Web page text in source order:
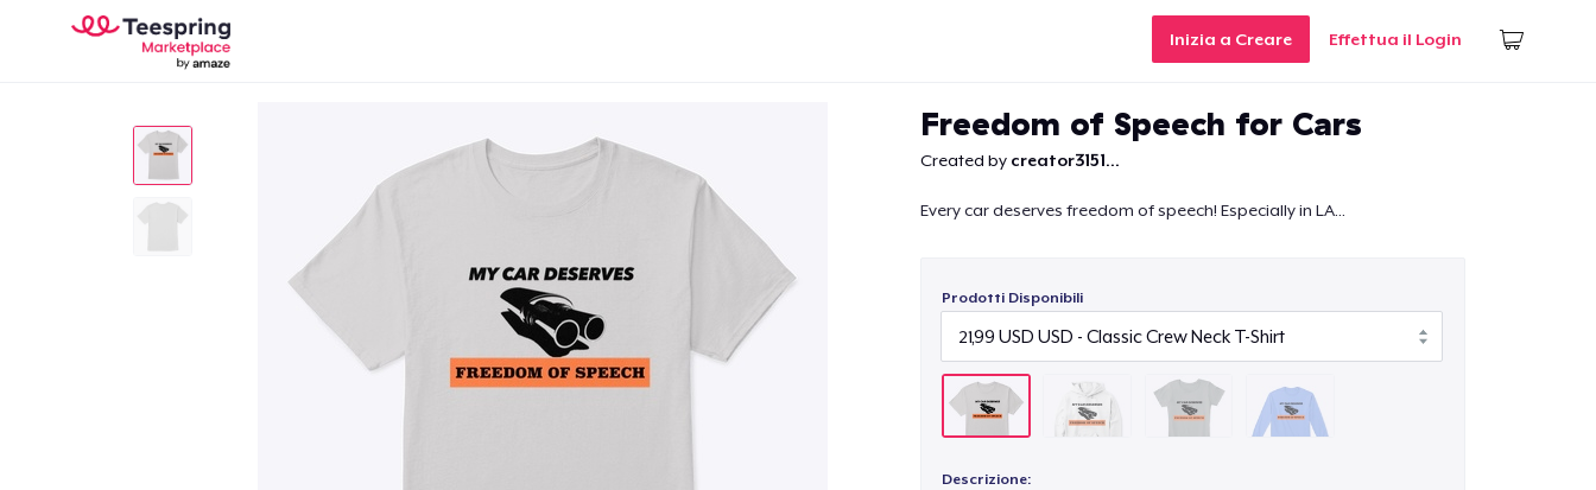
Inizia a Creare Effettua il Login
Freedom of Speech for Cars
Created by creator3151...
Every car deserves freedom of speech! Especially in LA...
Prodotti Disponibili
Descrizione:
Continua